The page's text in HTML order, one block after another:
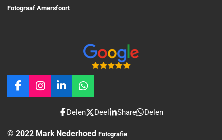
Fotograaf Amersfoort
F
a
b
I
n
a
L
i
n
e
W
h
a
s
Delen Deel Share Delen
© 2022 Mark Nederhoed Fotografie